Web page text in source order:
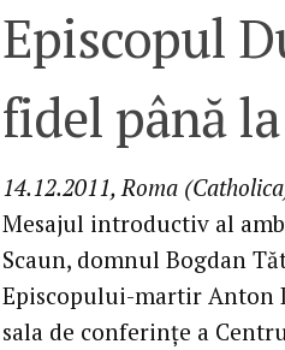
Episcopul
fidel până
14.12.2011, Roma
Mesajul introductiv al
Scaun, domnul Bogdan
Episcopului-martir Anton
sala de conferinţe a